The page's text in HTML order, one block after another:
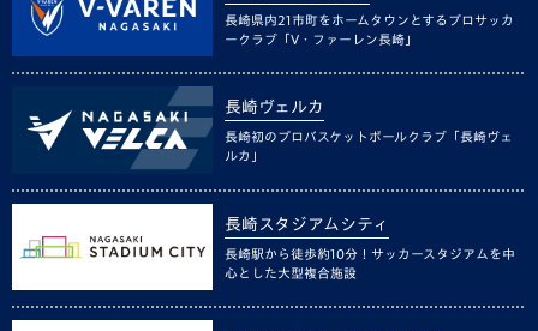
長崎県内21市町をホームタウンとするプロサッカ
ークラブ「V・ファーレン長崎」
長崎ヴェルカ
長崎初のプロバスケットボールクラブ「長崎ヴェ
ルカ」
長崎スタジアムシティ
長崎駅から徒歩約10分！サッカースタジアムを中
心とした大型複合施設